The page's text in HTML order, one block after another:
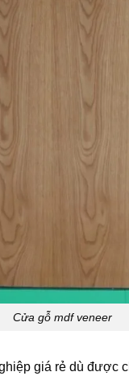
Cửa gỗ mdf veneer
giá rẻ dù được